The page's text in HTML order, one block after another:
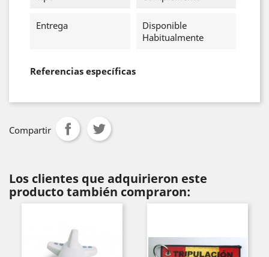
Entrega
Disponible
Habitualmente
Referencias específicas
Compartir
Los clientes que adquirieron este
producto también compraron: